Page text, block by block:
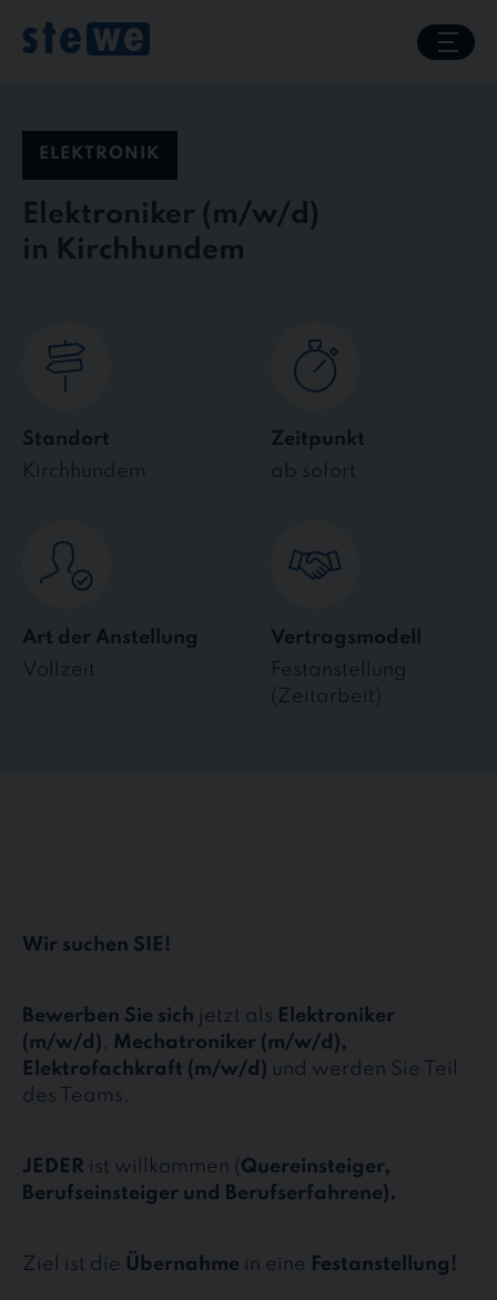
content
ELEKTRONIK
Elektroniker
in Kirchhundem
Standort
Kirchhundem
Zeitpunkt
ab sofort
Art der Anstellung
Vollzeit
Vertragsmodell
Festanstellung
(Zeitarbeit)
Wir suchen SIE!
Bewerben Sie sich jetzt als Elektroniker
(m/w/d), Mechatroniker (m/w/d),
Elektrofachkraft (m/w/d) und werden Sie Teil
des Teams.
JEDER ist willkommen (Quereinsteiger,
Berufseinsteiger und Berufserfahrene).
Ziel ist die Übernahme in eine Festanstellung!